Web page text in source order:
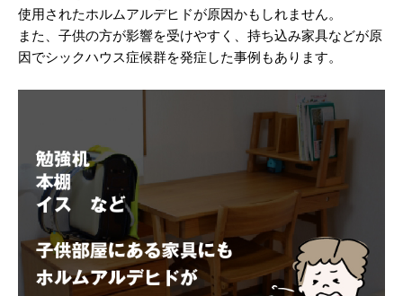
使用されたホルムアルデヒドが原因かもしれません。
また、子供の方が影響を受けやすく、持ち込み家具などが原
因でシックハウス症候群を発症した事例もあります。